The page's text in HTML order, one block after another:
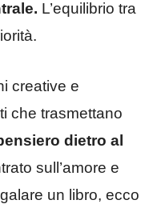
L’equilibrio tra
creative e
che trasmettano
dietro al
sull’amore e
un libro, ecco